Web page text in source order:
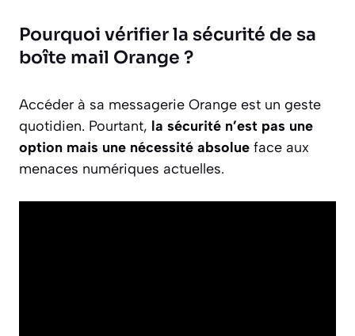
Pourquoi vérifier la sécurité de sa
boîte mail Orange ?
Accéder à sa messagerie Orange est un geste
quotidien. Pourtant, la sécurité n’est pas une
option mais une nécessité absolue face aux
menaces numériques actuelles.